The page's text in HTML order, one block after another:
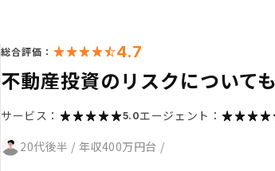
総合評価： 4.7
不動産投資のリスクについて
サービス： 5.0エージェント：
20代後半 / 年収400万円台 /